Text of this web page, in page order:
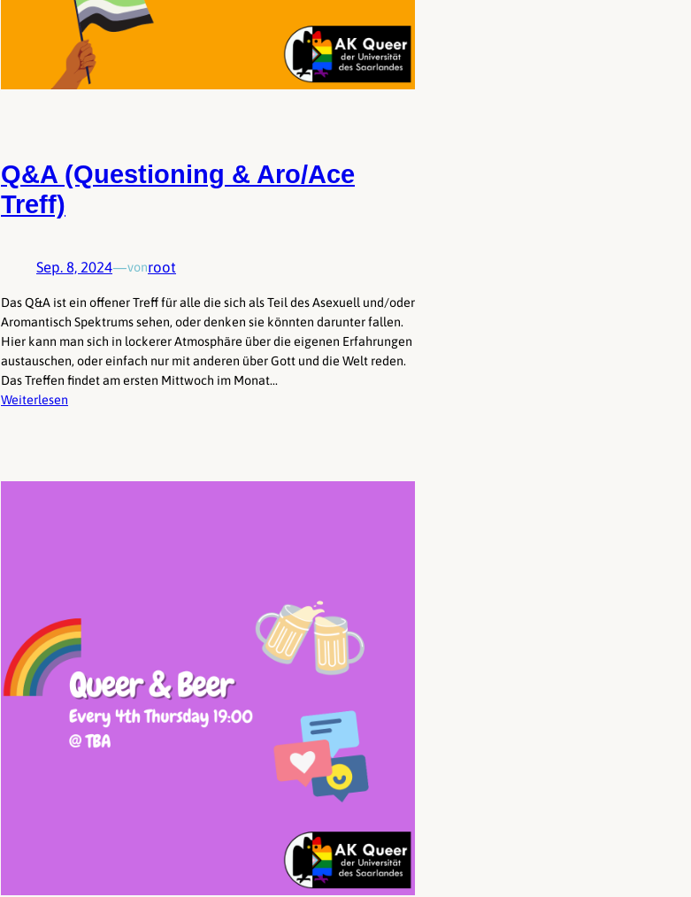
Q&A (Questioning & Aro/Ace
Treff)
Sep. 8, 2024—vonroot
Das Q&A ist ein offener Treff für alle die sich als Teil des Asexuell und/oder
Aromantisch Spektrums sehen, oder denken sie könnten darunter fallen.
Hier kann man sich in lockerer Atmosphäre über die eigenen Erfahrungen
austauschen, oder einfach nur mit anderen über Gott und die Welt reden.
Das Treffen findet am ersten Mittwoch im Monat…
Weiterlesen